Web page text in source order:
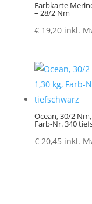
Farbkarte
– 28/2 Nm
€19,20 inkl.
Ocean, 30/2
Farb-Nr. 340
€20,45 inkl.